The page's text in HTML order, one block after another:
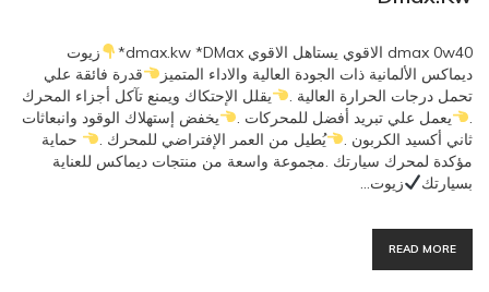
dmax 0w40 الاقوي يستاهل الاقوي dmax.kw *DMax*
زيوت
ديماكس الألمانية ذات الجودة العالية والاداء المتميز
قدرة فائقة علي
تحمل درجات الحرارة العالية .
يقلل الإحتكاك ويمنع تآكل أجزاء المحرك
.
يعمل علي تبريد أفضل للمحركات .
يخفض إستهلاك الوقود وانبعاثات
ثاني أكسيد الكربون .
يُطيل من العمر الإفتراضي للمحرك .
حماية
مؤكدة لمحرك سيارتك .مجموعة واسعة من منتجات ديماكس للعناية
بسيارتك
زيوت…
READ MORE